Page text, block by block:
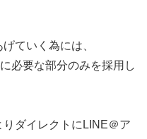
ていく為には、
必要な部分のみを採用し
りダイレクトにLINE＠ア